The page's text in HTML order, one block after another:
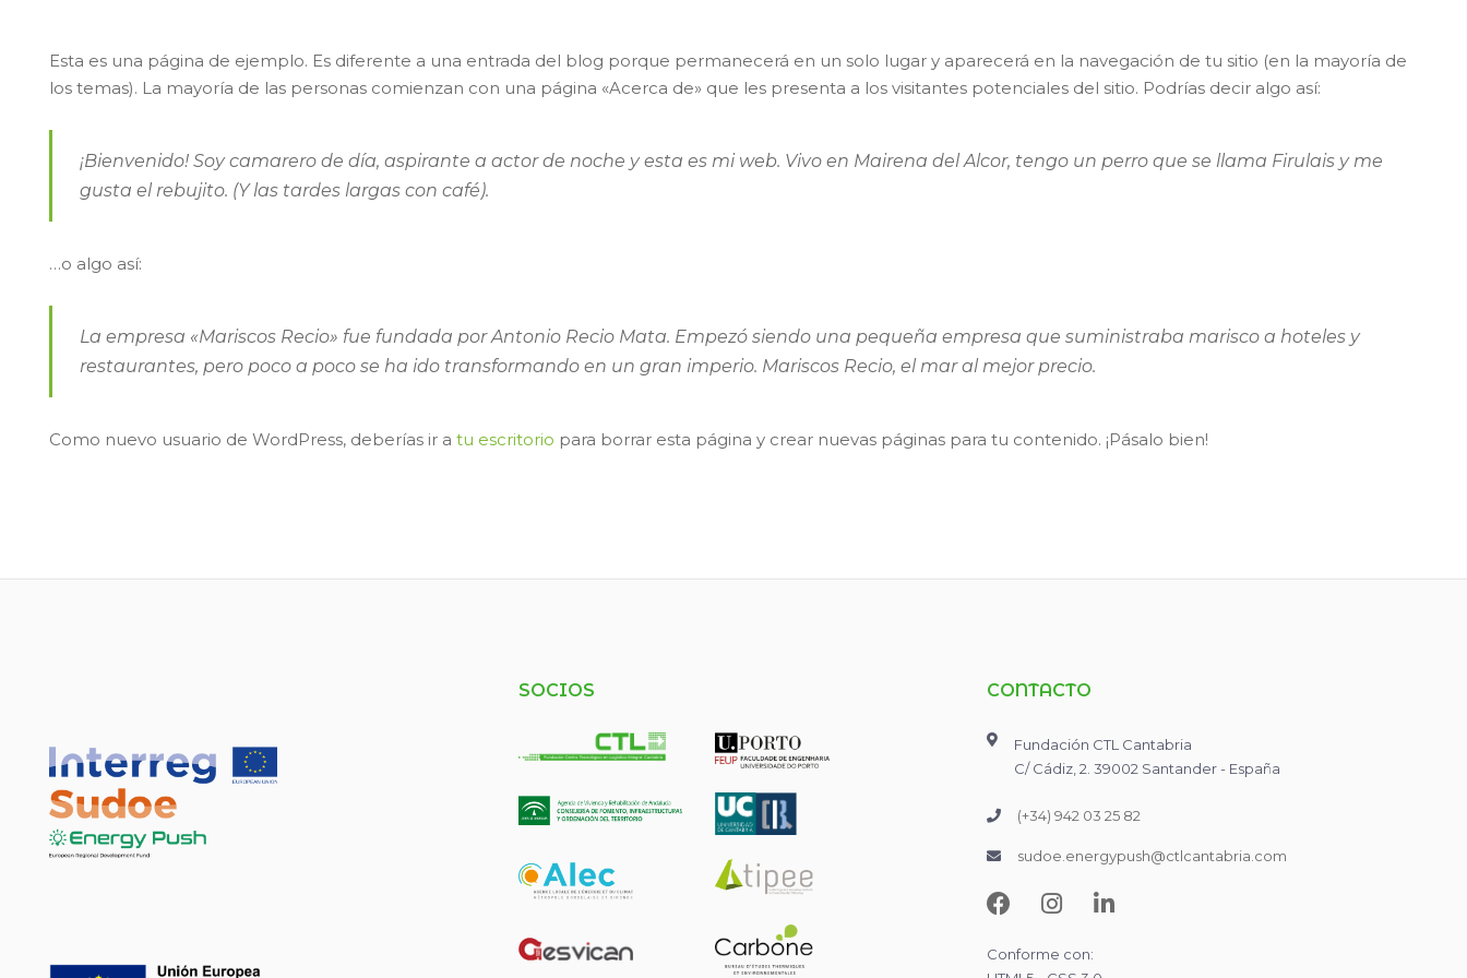
Esta es una página de ejemplo. Es diferente a una entrada del blog porque permanecerá en un solo lugar y aparecerá en la navegación de tu sitio (en la mayoría de
los temas). La mayoría de las personas comienzan con una página «Acerca de» que les presenta a los visitantes potenciales del sitio. Podrías decir algo así:
¡Bienvenido! Soy camarero de día, aspirante a actor de noche y esta es mi web. Vivo en Mairena del Alcor, tengo un perro que se llama Firulais y me
gusta el rebujito. (Y las tardes largas con café).
…o algo así:
La empresa «Mariscos Recio» fue fundada por Antonio Recio Mata. Empezó siendo una pequeña empresa que suministraba marisco a hoteles y
restaurantes, pero poco a poco se ha ido transformando en un gran imperio. Mariscos Recio, el mar al mejor precio.
Como nuevo usuario de WordPress, deberías ir atu escritorio para borrar esta página y crear nuevas páginas para tu contenido. ¡Pásalo bien!
SOCIOS CONTACTO
Fundación CTL Cantabria
C/ Cádiz, 2. 39002 Santander - España
(+34) 942 03 25 82
sudoe.energypush@ctlcantabria.com
Conforme con: